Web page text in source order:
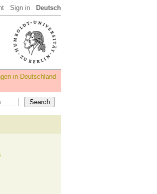
Sign in Deutsch
in Deutschland